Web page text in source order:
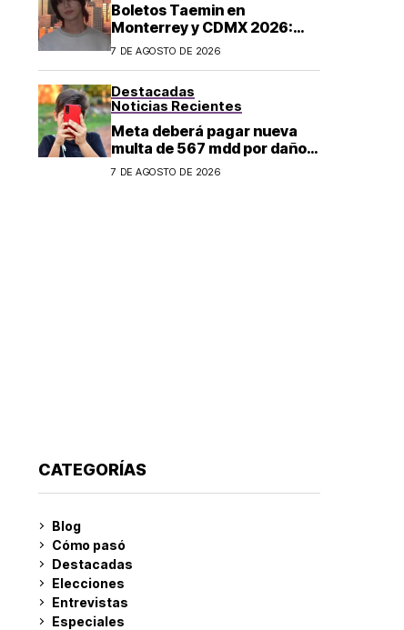
Boletos Taemin en
Monterrey y CDMX 2026:
¿dónde comprar?
7 DE AGOSTO DE 2026
Destacadas
Noticias Recientes
Meta deberá pagar nueva
multa de 567 mdd por daños
a menores
7 DE AGOSTO DE 2026
CATEGORÍAS
Blog
Cómo pasó
Destacadas
Elecciones
Entrevistas
Especiales